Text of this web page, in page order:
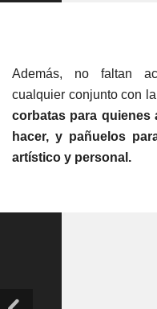
Además, no faltan
cualquier conjunto con
corbatas para quienes
hacer, y pañuelos
artístico y personal.